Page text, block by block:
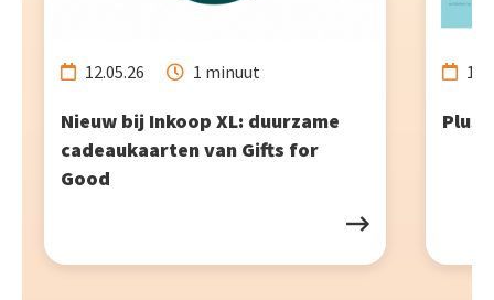
12.05.26 1 minuut
Nieuw bij Inkoop XL: duurzame
cadeaukaarten van Gifts for
Good